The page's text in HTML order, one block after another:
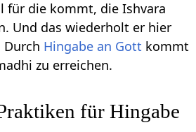
für die kommt, die Ishvara
Und das wiederholt er hier
Durch Hingabe an Gott kommt
zu erreichen.
für Hingabe